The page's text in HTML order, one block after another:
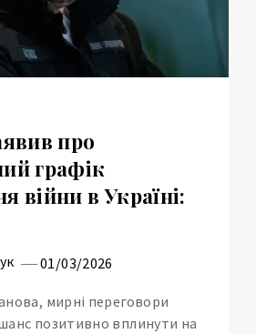
про
графік
війни в Україні:
01/03/2026
мирні переговори
позитивно вплинути на